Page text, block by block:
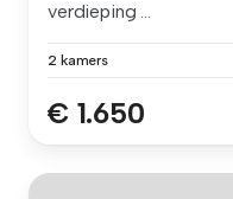
verdieping ...
2 kamers
€ 1.650